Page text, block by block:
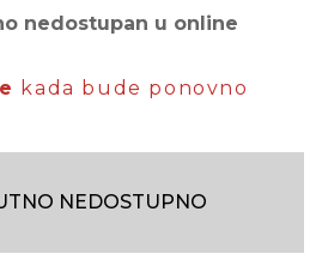
nedostupan u online
kada bude ponovno
NEDOSTUPNO